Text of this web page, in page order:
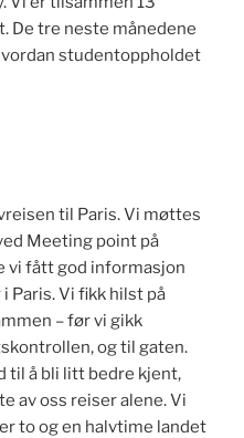
De tre neste månedene
studentoppholdet
til Paris. Vi møttes
Meeting point på
vi fått god informasjon
Paris. Vi fikk hilst på
– før vi gikk
og til gaten.
til å bli litt bedre kjent,
av oss reiser alene. Vi
to og en halvtime landet